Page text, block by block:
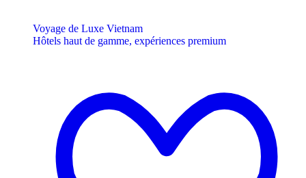
Voyage de Luxe Vietnam
Hôtels haut de gamme, expériences premium